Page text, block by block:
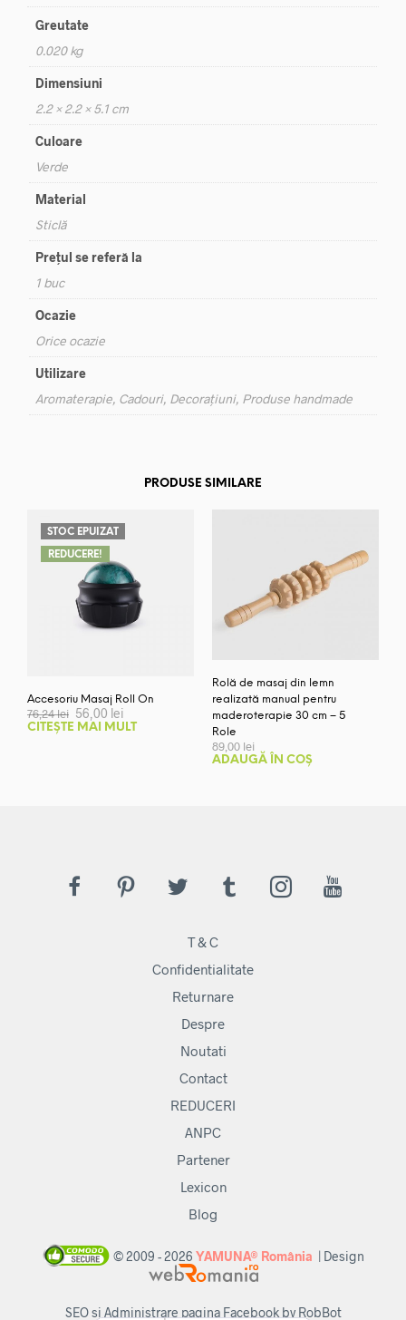
Greutate
0.020 kg
Dimensiuni
2.2 × 2.2 × 5.1 cm
Culoare
Verde
Material
Sticlă
Prețul se referă la
1 buc
Ocazie
Orice ocazie
Utilizare
Aromaterapie, Cadouri, Decorațiuni, Produse handmade
PRODUSE SIMILARE
REDUCERE!
STOC EPUIZAT
Accesoriu Masaj Roll On
76,24lei Prețul
inițial
56,00 lei
curent
CITEȘTE MAI MULT
Rolă de masaj din lemn
realizată manual pentru
maderoterapie 30 cm – 5
Role
89,00 lei
ADAUGĂ ÎN COȘ
T & C
Confidentialitate
Returnare
Despre
Noutati
Contact
REDUCERI
ANPC
Partener
Lexicon
Blog
© 2009 - 2026 YAMUNA® România | Design
SEO si Administrare pagina Facebook by RobBot